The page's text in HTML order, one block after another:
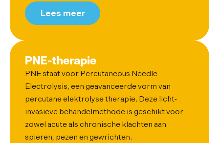
Lees meer
PNE-therapie
PNE staat voor Percutaneous Needle
Electrolysis, een geavanceerde vorm van
percutane elektrolyse therapie. Deze licht-
invasieve behandelmethode is geschikt voor
zowel acute als chronische klachten aan
spieren, pezen en gewrichten.